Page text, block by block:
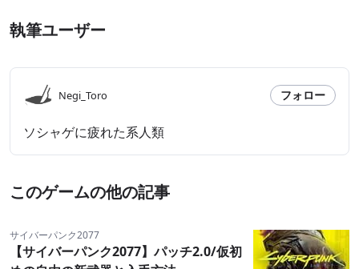
執筆ユーザー
Negi_Toro フォロー
ソシャゲに疲れた系人類
このゲームの他の記事
サイバーパンク2077
【サイバーパンク2077】パッチ2.0/仮初